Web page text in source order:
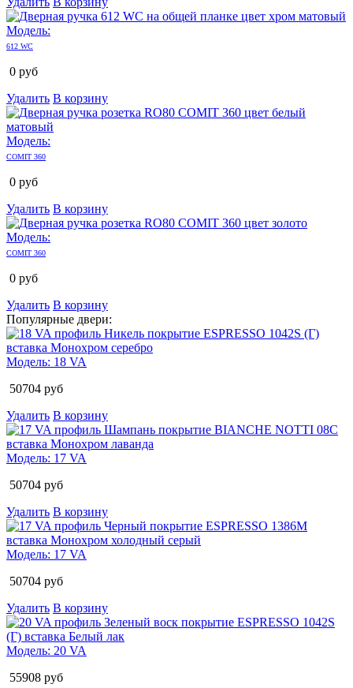
Модель:
612 WC
0 руб
Удалить В корзину
Модель:
COMIT 360
0 руб
Удалить В корзину
Модель:
COMIT 360
0 руб
Удалить В корзину
Популярные двери:
Модель: 18 VA
50704 руб
Удалить В корзину
Модель: 17 VA
50704 руб
Удалить В корзину
Модель: 17 VA
50704 руб
Удалить В корзину
Модель: 20 VA
55908 руб